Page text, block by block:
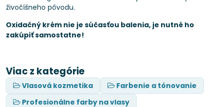
živočíšneho pôvodu.
Oxidačný krém nie je súčasťou balenia, je nutné ho
zakúpiť samostatne!
Viac z kategórie
Vlasová kozmetika
Farbenie a tónovanie
Profesionálne farby na vlasy